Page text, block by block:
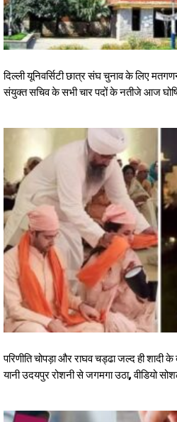
दिल्ली यूनिवर्सिटी छात्र संघ चुनाव के लिए
संयुक्त सचिव के सभी चार पदों के नतीजे आज
परिणीति चोपड़ा और राघव चड्ढा जल्द ही शादी
यानी उदयपुर रोशनी से जगमगा उठा, वीडियो